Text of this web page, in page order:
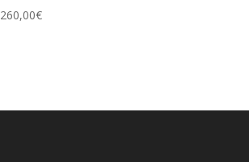
260,00€